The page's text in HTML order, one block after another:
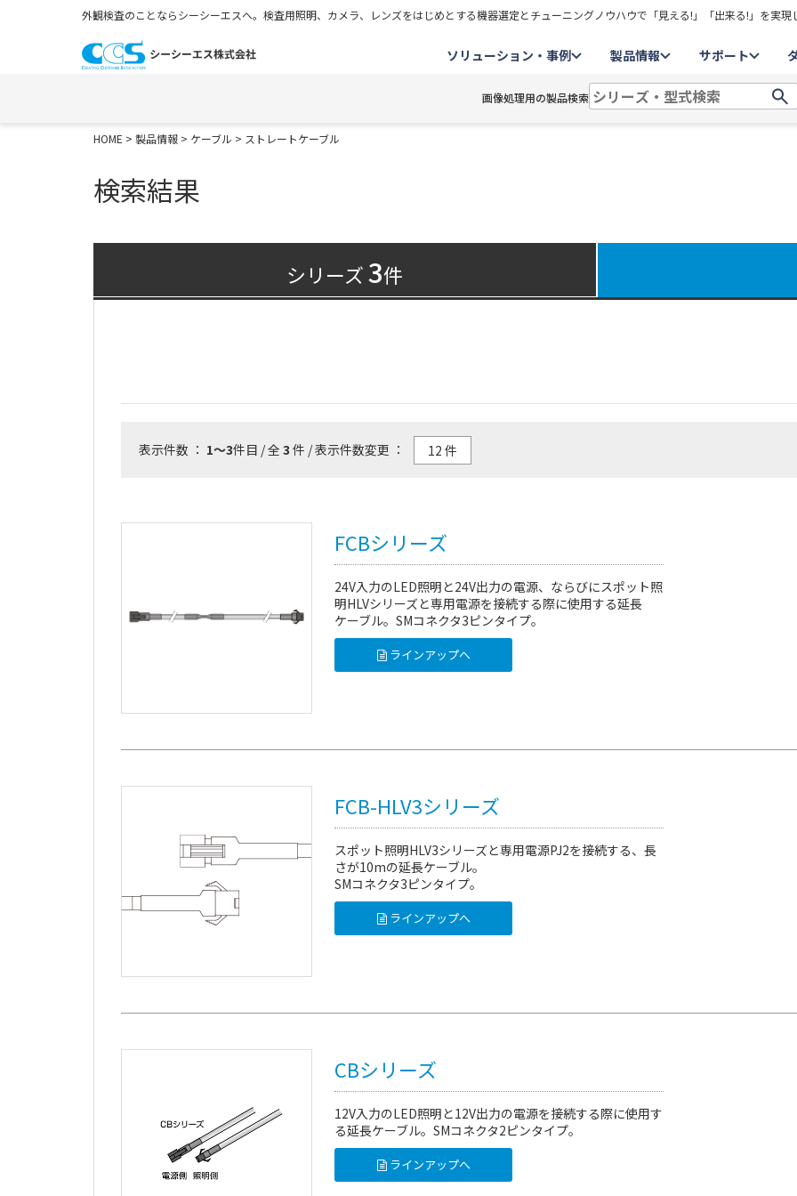
外観検査のことならシーシーエスへ。検査用照明、カメラ、レンズをはじめとする機器選定とチューニングノウハウで「見える!」「出来る!」を実現
ソリューション・事例 製品情報 サポート
画像処理用の製品検索
HOME > 製品情報 > ケーブル > ストレートケーブル
検索結果
シリーズ3件
表示件数 ： 1～3件目 / 全 3 件 / 表示件数変更 ：
FCBシリーズ
24V入力のLED照明と24V出力の電源、ならびにスポット照
明HLVシリーズと専用電源を接続する際に使用する延長
ケーブル。SMコネクタ3ピンタイプ。
ラインアップへ
FCB-HLV3シリーズ
スポット照明HLV3シリーズと専用電源PJ2を接続する、長
さが10mの延長ケーブル。
SMコネクタ3ピンタイプ。
ラインアップへ
CBシリーズ
12V入力のLED照明と12V出力の電源を接続する際に使用す
る延長ケーブル。SMコネクタ2ピンタイプ。
ラインアップへ